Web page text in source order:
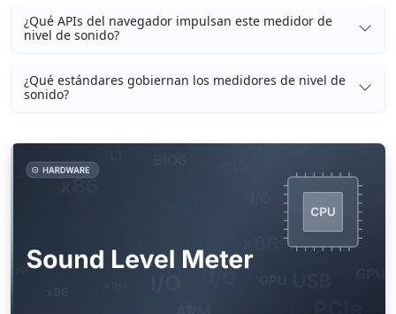
¿Qué APIs del navegador impulsan este medidor de
nivel de sonido?
¿Qué estándares gobiernan los medidores de nivel de
sonido?